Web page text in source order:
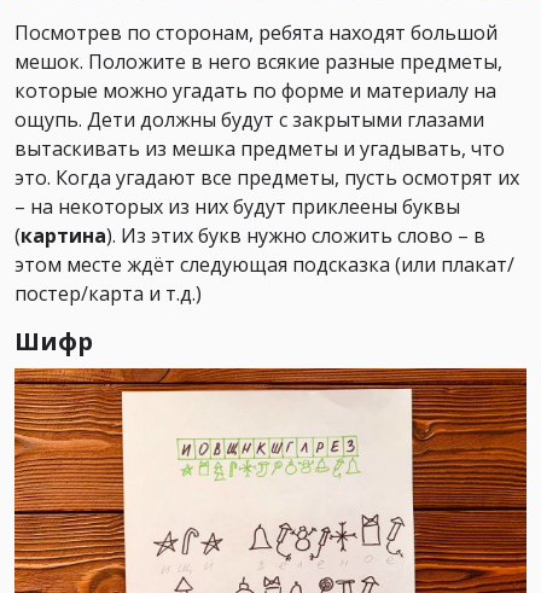
Посмотрев по сторонам, ребята находят большой
мешок. Положите в него всякие разные предметы,
которые можно угадать по форме и материалу на
ощупь. Дети должны будут с закрытыми глазами
вытаскивать из мешка предметы и угадывать, что
это. Когда угадают все предметы, пусть осмотрят их
– на некоторых из них будут приклеены буквы
(картина). Из этих букв нужно сложить слово – в
этом месте ждёт следующая подсказка (или плакат/
постер/карта и т.д.)
Шифр